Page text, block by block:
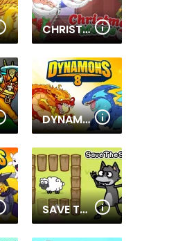
CHRISTMAS MERGE
DYNAMONS 8
SAVE THE SHEEP